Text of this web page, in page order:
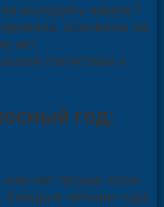
выходить замуж?
основаны на
нет
статистики о
год:
нет проще, если
Каждые четыре года